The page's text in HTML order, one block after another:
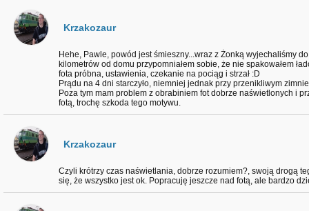
Krzakozaur
Hehe, Pawle, powód jest śmieszny...wraz z Żonką wyjechaliśmy
kilometrów od domu przypomniałem sobie, że nie spakowałem
fota próbna, ustawienia, czekanie na pociąg i strzał :D
Prądu na 4 dni starczyło, niemniej jednak przy przenikliwym
Poza tym mam problem z obrabiniem fot dobrze naświetlonych i
fotą, trochę szkoda tego motywu.
Krzakozaur
Czyli krótrzy czas naświetlania, dobrze rozumiem?, swoją drogą
się, że wszystko jest ok. Popracuję jeszcze nad fotą, ale bardzo